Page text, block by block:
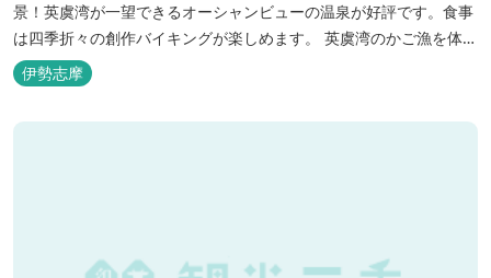
景！英虞湾が一望できるオーシャンビューの温泉が好評です。食事
は四季折々の創作バイキングが楽しめます。 英虞湾のかご漁を体験
できるクルーズ船は毎日運行しており、漁で獲れた魚を食べること
もできます。
伊勢志摩